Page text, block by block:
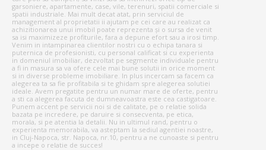
garsoniere, apartamente, case, vile, terenuri, spatii comerciale si
spatii industriale. Mai mult decat atat, prin serviciul de
management al proprietatii ii ajutam pe cei care au realizat ca
achizitionarea unui imobil poate reprezenta și o sursa de venit
sa isi maximizeze profiturile, fara a depune efort sau a irosi timp.
Venim in intampinarea clientilor nostri cu o echipa tanara si
puternica de profesionisti, cu personal calificat si cu experienta
in domeniul imobiliar, dezvoltat pe segmente individuale pentru
a fi in masura sa va ofere cele mai bune solutii in orice moment
si in diverse probleme imobiliare. In plus incercam sa facem ca
alegerea ta sa fie profitabila si te ghidam spre alegerea solutiei
ideale. Avem pregatite pentru un numar mare de oferte, pentru
a sti ca alegerea facuta de dumneavoastra este cea castigatoare.
Punem accent pe servicii noi si de calitate, pe o relatie solida
bazata pe incredere, pe daruire si consecventa, pe etica,
morala, si pe atentia la detalii. Nu in ultimul rand, pentru o
experienta memorabila, va asteptam la sediul agentiei noastre,
in Cluj-Napoca, str. Napoca, nr.10, pentru a ne cunoaste si pentru
a incepe o relatie de succes!